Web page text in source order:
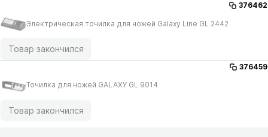
376462
Электрическая точилка для ножей Galaxy Line GL 2442
Товар закончился
376459
Точилка для ножей GALAXY GL 9014
Товар закончился